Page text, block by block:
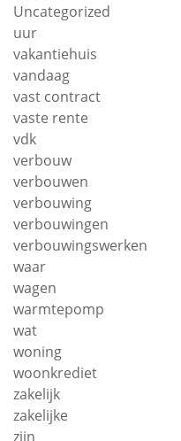
Uncategorized
uur
vakantiehuis
vandaag
vast contract
vaste rente
vdk
verbouw
verbouwen
verbouwing
verbouwingen
verbouwingswerken
waar
wagen
warmtepomp
wat
woning
woonkrediet
zakelijk
zakelijke
zijn